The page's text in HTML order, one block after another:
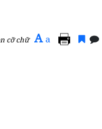
cỡ chữ A a